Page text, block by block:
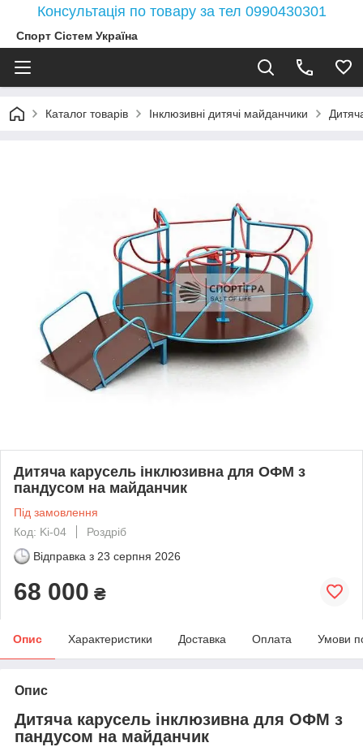
Консультація по товару за тел 0990430301
Спорт Сістем Україна
Каталог товарів Інклюзивні дитячі майданчики
Дитяча карусель інклюзивна для ОФМ з
пандусом на майданчик
Під замовлення
Код: Ki-04
Роздріб
Відправка з 23 серпня 2026
68 000 ₴
Опис Характеристики Доставка Оплата Умови
Опис
Дитяча карусель інклюзивна для ОФМ з
пандусом на майданчик